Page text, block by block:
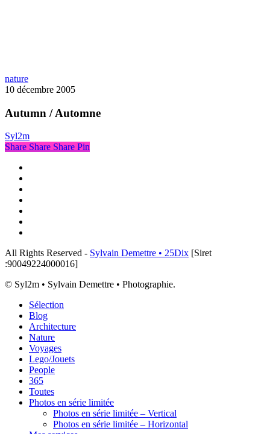
natureAutumn
/
10 décembre 2005
Autumn / Automne
Syl2m
Share Share Share Pin
All Rights Reserved - Sylvain Demettre • 25Dix [Siret
:90049224000016]
© Syl2m • Sylvain Demettre • Photographie.
Close
Menu
Sélection
Blog
Architecture
Nature
Voyages
Lego/Jouets
People
365
Toutes
Photos en série limitée
Photos en série limitée – Vertical
Photos en série limitée – Horizontal